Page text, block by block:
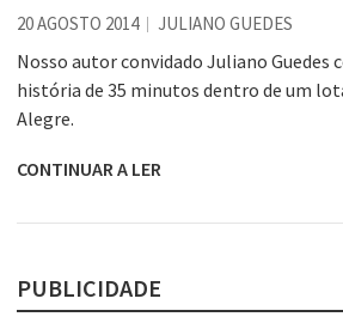
20 AGOSTO 2014 JULIANO GUEDES
Nosso autor convidado Juliano Guedes
história de 35 minutos dentro de um
Alegre.
CONTINUAR A LER
PUBLICIDADE